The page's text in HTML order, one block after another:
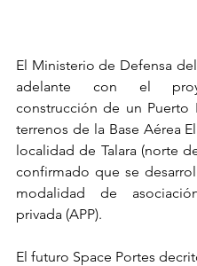
El Ministerio de Defensa
adelante con el
construcción de un Puerto
terrenos de la Base Aérea
localidad de Talara (norte
confirmado que se
modalidad de
privada (APP).
El futuro Space Portes